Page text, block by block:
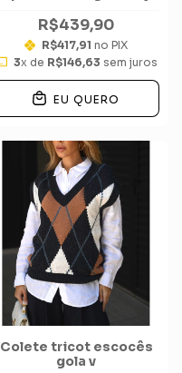
R$439,90
R$417,91 no PIX
3x de R$146,63 sem juros
EU QUERO
Colete tricot escocês
gola v